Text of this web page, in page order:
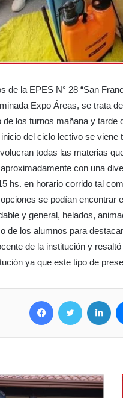
de la EPES N° 28 “San
Expo Áreas, se trata
de los turnos mañana y
del ciclo lectivo se
todas las materias
con una
hs. en horario corrido tal
se podían encontrar
y general, helados,
de los alumnos para
de la institución y
ya que este tipo de
Facebook Twitter